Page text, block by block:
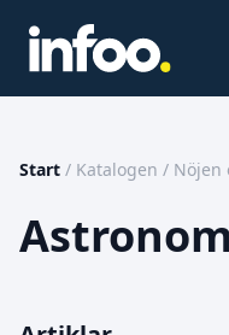
Start / Katalogen / Nöjen